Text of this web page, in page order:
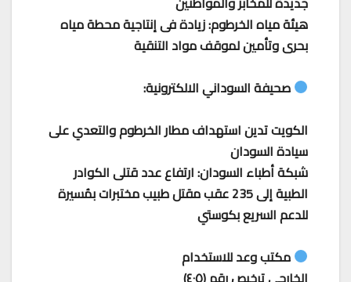
هيئة مياه الخرطوم: زيادة فى إنتاجية محطة مياه
بحرى وتأمين لموقف مواد التنقية
صحيفة السوداني الالكترونية:
الكويت تدين استهداف مطار الخرطوم والتعدي على
سيادة السودان
شبكة أطباء السودان: ارتفاع عدد قتلى الكوادر
الطبية إلى 235 عقب مقتل طبيب مختبرات بمُسيرة
للدعم السريع بكوستي
مكتب وعد للاستخدام